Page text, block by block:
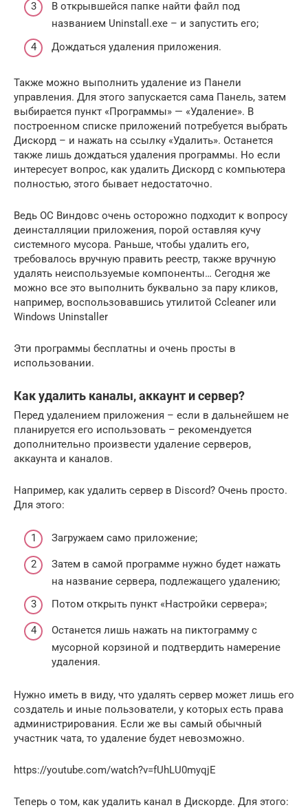
В открывшейся папке найти файл под
названием Uninstall.exe – и запустить его;
Дождаться удаления приложения.
Также можно выполнить удаление из Панели
управления. Для этого запускается сама Панель, затем
выбирается пункт «Программы» — «Удаление». В
построенном списке приложений потребуется выбрать
Дискорд – и нажать на ссылку «Удалить». Останется
также лишь дождаться удаления программы. Но если
интересует вопрос, как удалить Дискорд с компьютера
полностью, этого бывает недостаточно.
Ведь ОС Виндовс очень осторожно подходит к вопросу
деинсталляции приложения, порой оставляя кучу
системного мусора. Раньше, чтобы удалить его,
требовалось вручную править реестр, также вручную
удалять неиспользуемые компоненты… Сегодня же
можно все это выполнить буквально за пару кликов,
например, воспользовавшись утилитой Ccleaner или
Windows Uninstaller
Эти программы бесплатны и очень просты в
использовании.
Как удалить каналы, аккаунт и сервер?
Перед удалением приложения – если в дальнейшем не
планируется его использовать – рекомендуется
дополнительно произвести удаление серверов,
аккаунта и каналов.
Например, как удалить сервер в Discord? Очень просто.
Для этого:
Загружаем само приложение;
Затем в самой программе нужно будет нажать
на название сервера, подлежащего удалению;
Потом открыть пункт «Настройки сервера»;
Останется лишь нажать на пиктограмму с
мусорной корзиной и подтвердить намерение
удаления.
Нужно иметь в виду, что удалять сервер может лишь его
создатель и иные пользователи, у которых есть права
администрирования. Если же вы самый обычный
участник чата, то удаление будет невозможно.
https://youtube.com/watch?v=fUhLU0myqjE
Теперь о том, как удалить канал в Дискорде. Для этого: